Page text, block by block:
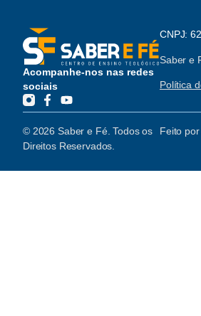
Acompanhe-nos nas redes
sociais
CNPJ:
Saber e
Política
© 2026 Saber e Fé. Todos os
Direitos Reservados.
Feito por